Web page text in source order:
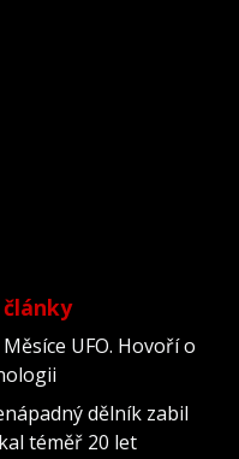
UFO. Hovoří o
dělník zabil
téměř 20 let